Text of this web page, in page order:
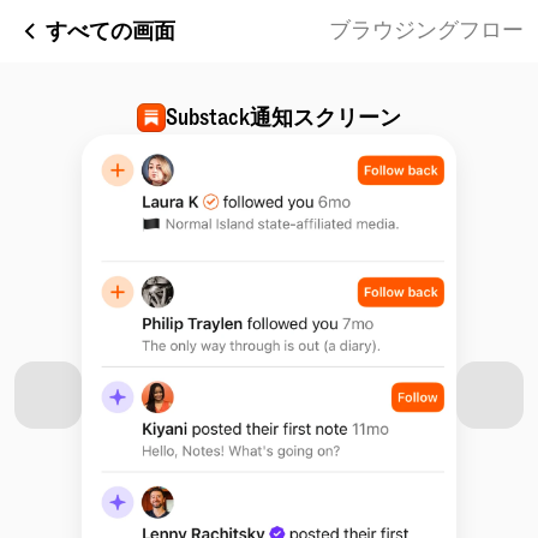
すべての画面 ブラウジングフロー
Substack通知スクリーン